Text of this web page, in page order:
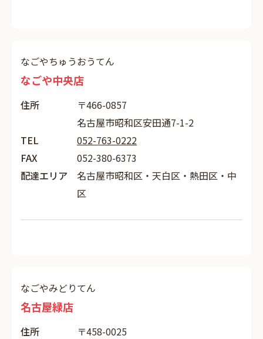
なごやちゅうおうてん
なごや中央店
住所
〒466-0857
名古屋市昭和区安田通7-1-2
TEL
052-763-0222
FAX
052-380-6373
配達エリア
名古屋市昭和区・天白区・熱田区・中
区
なごやみどりてん
名古屋緑店
住所 〒458-0025